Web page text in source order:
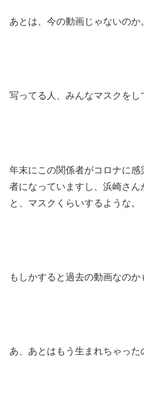
あとは、今の動画じゃないのか
写ってる人、みんなマスクをし
年末にこの関係者がコロナに
者になっていますし、浜崎さ
と、マスクくらいするような。
もしかすると過去の動画なのか
あ、あとはもう生まれちゃった